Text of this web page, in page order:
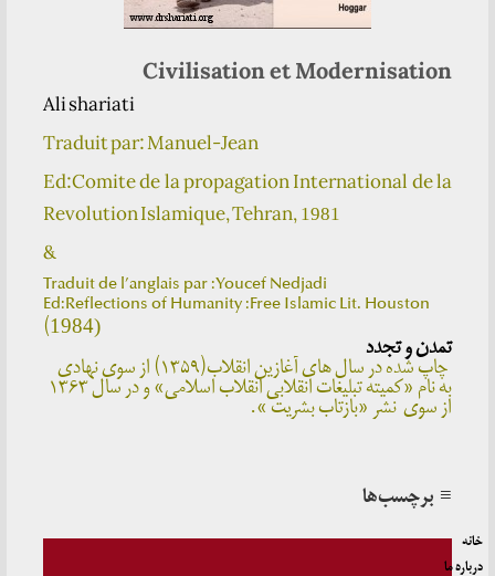
Civilisation et Modernisation
Ali shariati
Traduit par: Manuel-Jean
Ed:Comite de la propagation International de la
Revolution Islamique, Tehran, 1981
&
Traduit de l’anglais par :Youcef Nedjadi
Ed:Reflections of Humanity :Free Islamic Lit. Houston
(1984)
تمدن و تجدد چاپ شده در سال های آغازین انقلاب(۱۳۵۹) از سوی نهادی
به نام «کمیته تبلیغات انقلابی انقلاب اسلامی» و در سال ۱۳۶۳ از سوی نشر «بازتاب بشریت ».
≡ برچسب‌ها
خانه
درباره ما